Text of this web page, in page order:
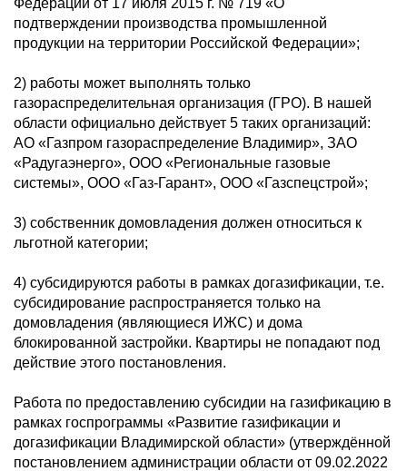
Федерации от 17 июля 2015 г. № 719 «О
подтверждении производства промышленной
продукции на территории Российской Федерации»;
2) работы может выполнять только
газораспределительная организация (ГРО). В нашей
области официально действует 5 таких организаций:
АО «Газпром газораспределение Владимир», ЗАО
«Радугаэнерго», ООО «Региональные газовые
системы», ООО «Газ-Гарант», ООО «Газспецстрой»;
3) собственник домовладения должен относиться к
льготной категории;
4) субсидируются работы в рамках догазификации, т.е.
субсидирование распространяется только на
домовладения (являющиеся ИЖС) и дома
блокированной застройки. Квартиры не попадают под
действие этого постановления.
Работа по предоставлению субсидии на газификацию в
рамках госпрограммы «Развитие газификации и
догазификации Владимирской области» (утверждённой
постановлением администрации области от 09.02.2022